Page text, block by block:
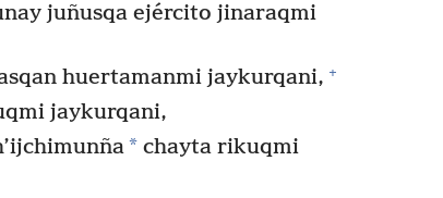
juñusqa ejército jinaraqmi
huertamanmi jaykurqani, +
jaykurqani,
* chayta rikuqmi